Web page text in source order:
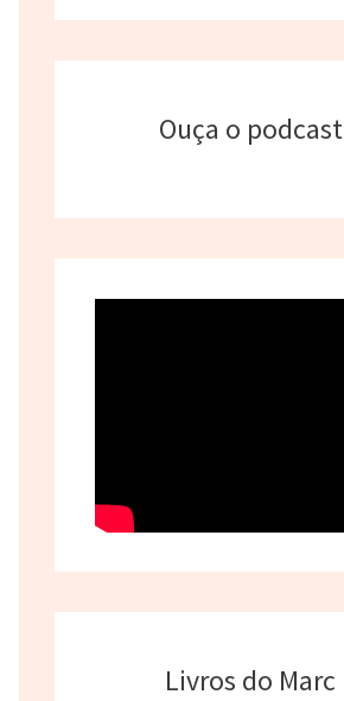
Ouça o podcast
Livros do Marc